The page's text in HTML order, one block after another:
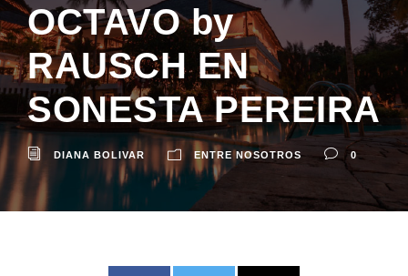
OCTAVO by
RAUSCH EN
SONESTA PEREIRA
DIANA BOLIVAR ENTRE NOSOTROS 0